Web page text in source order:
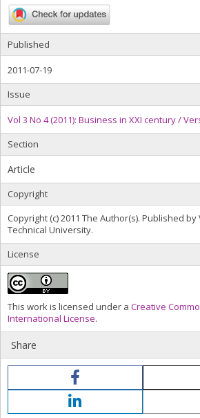
Published
2011-07-19
Issue
Vol 3 No 4 (2011): Business in XXI century /
Section
Article
Copyright
Copyright (c) 2011 The Author(s). Published
Technical University.
License
This work is licensed under a Creative
International License.
Share